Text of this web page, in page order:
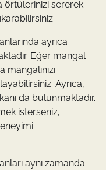
örtülerinizi sererek
ayrıca
Eğer mangal
Ayrıca,
da bulunmaktadır.
isterseniz,
aynı zamanda